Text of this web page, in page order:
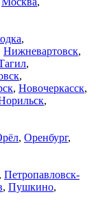
,
Нижневартовск,
,
,
, Новочеркасск,
,
, Оренбург,
, Петропавловск-
, Пушкино,